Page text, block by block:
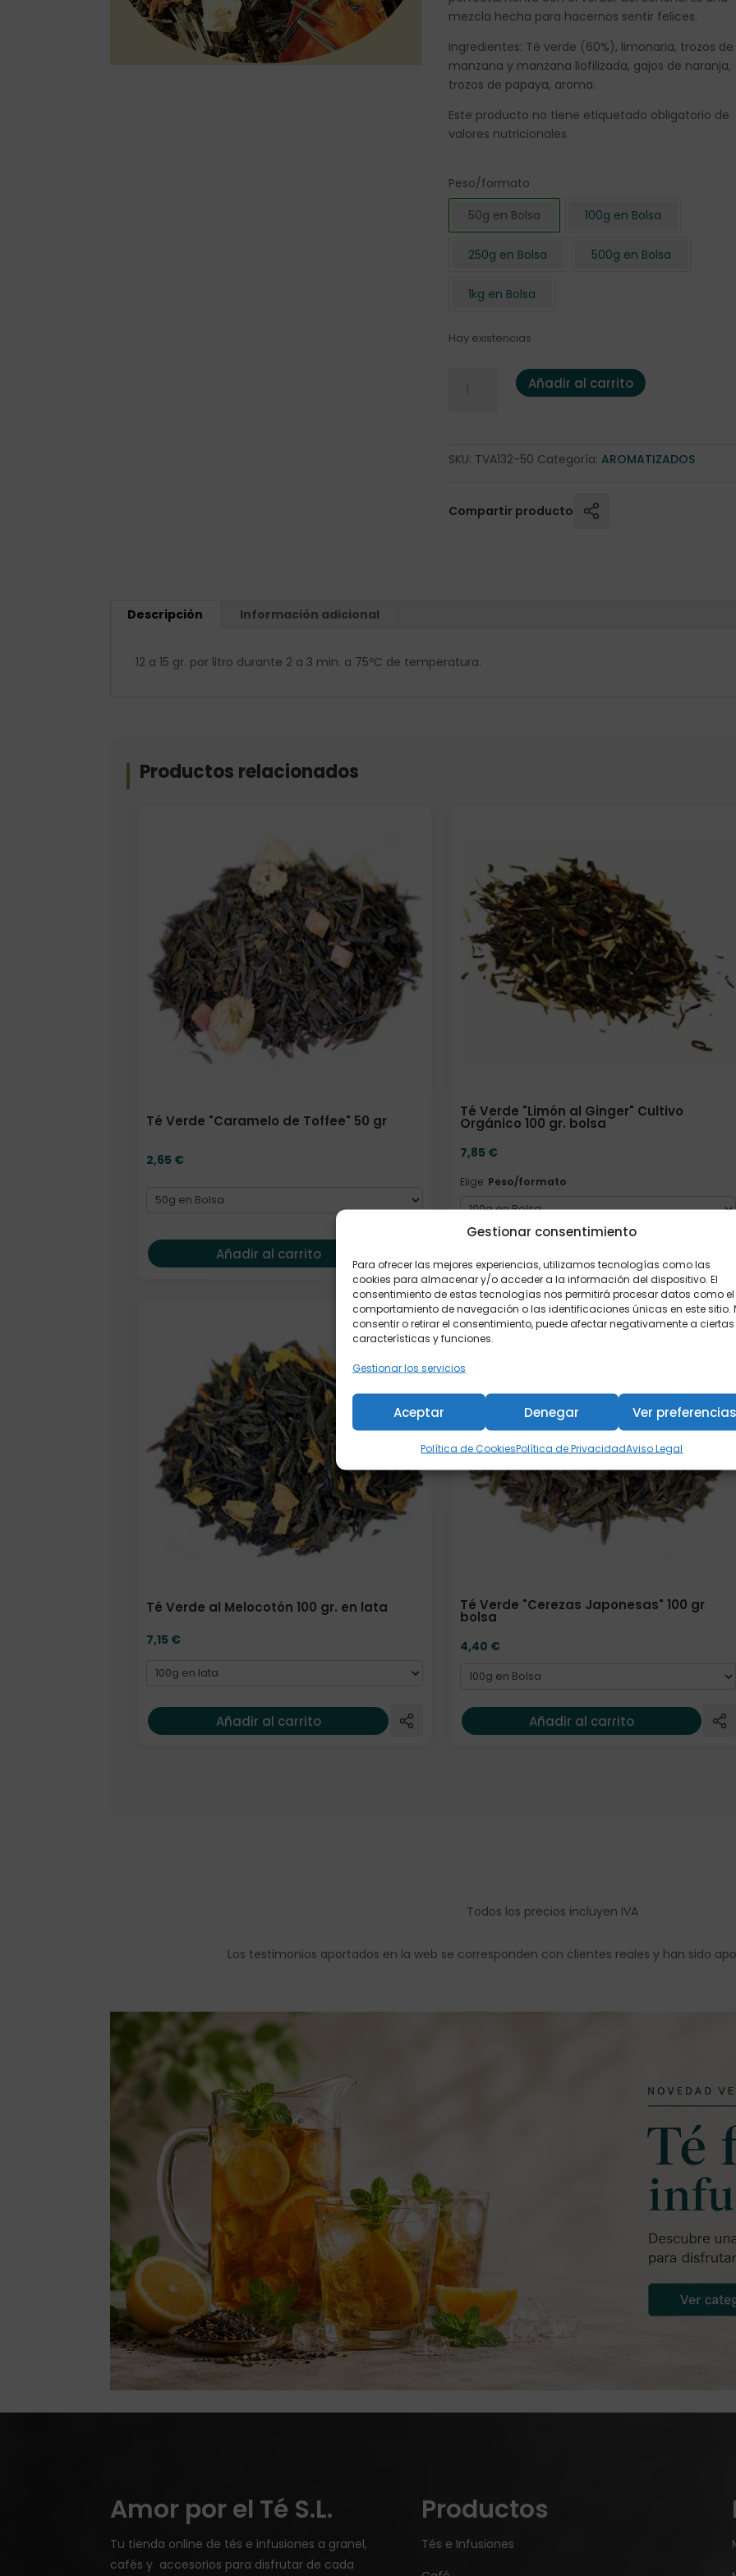
Gestionar consentimiento
Para ofrecer las mejores experiencias, utilizamos tecnologías como las
cookies para almacenar y/o acceder a la información del dispositivo. El
consentimiento de estas tecnologías nos permitirá procesar datos como el
comportamiento de navegación o las identificaciones únicas en este sitio.
consentir o retirar el consentimiento, puede afectar negativamente a ciertas
características y funciones.
Gestionar los servicios
Aceptar Denegar Ver
Política de CookiesPolítica de PrivacidadAviso Legal
mezcla hecha para hacernos sentir felices.
Ingredientes: Té verde (60%), limonaria, trozos de
manzana y manzana liofilizada, gajos de naranja,
trozos de papaya, aroma.
Este producto no tiene etiquetado obligatorio de
valores nutricionales.
Peso/formato
50g en Bolsa
100g en Bolsa
250g en Bolsa 500g en Bolsa
1kg en Bolsa
Hay existencias
Té Verde Naranja y Fruta de la Pasión 50 gr.
Añadir al carrito
SKU: TVA132-50 Categoría:AROMATIZADOS
Compartir producto
Descripción Información adicional
12 a 15 gr. por litro durante 2 a 3 min. a 75ºC de temperatura.
Productos relacionados
Té Verde "Caramelo de Toffee" 50 gr
2,65 €
Añadir al carrito
Té Verde "Limón al Ginger" Cultivo
Orgánico 100 gr. bolsa
7,85 €
Elige: Peso/formato
Té Verde al Melocotón 100 gr. en lata
7,15 €
Añadir al carrito
Té Verde "Cerezas Japonesas" 100 gr
bolsa
4,40 €
Formato
Añadir al carrito
Todos los precios incluyen IVA
Los testimonios aportados en la web se corresponden con clientes reales y han sido
Amor por el Té S.L.
Tu tienda online de tés e infusiones a granel,
cafés y accesorios para disfrutar de cada
Productos
Tés e Infusiones